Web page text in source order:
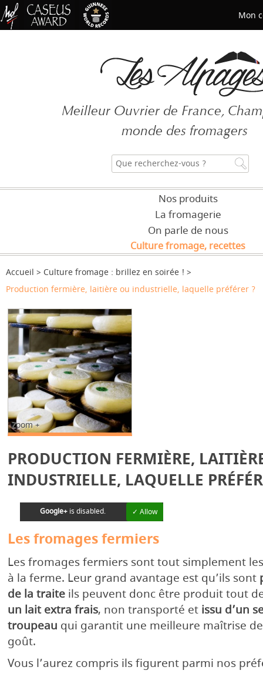
Meilleur Ouvrier de France,
monde des fromagers
Nos produits
La fromagerie
On parle de nous
Culture fromage, recettes
Accueil
Culture fromage : brillez en soirée !
Production fermière, laitière ou industrielle, laquelle préférer ?
Zoom +
PRODUCTION FERMIÈRE,
INDUSTRIELLE, LAQUELLE
Google+ is disabled. ✓ Allow
Les fromages fermiers
Les fromages fermiers sont tout simplement
à la ferme. Leur grand avantage est qu’ils sont
de la traiteils peuvent donc être produit tout
un lait extra frais, non transporté et issu d’un
troupeau qui garantit une meilleure maîtrise
goût.
Vous l’aurez compris ils figurent parmi nos
Mon
Mot de passe oublié ?
CRÉER UN